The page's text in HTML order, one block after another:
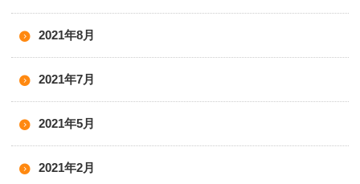
2021年8月
2021年7月
2021年5月
2021年2月